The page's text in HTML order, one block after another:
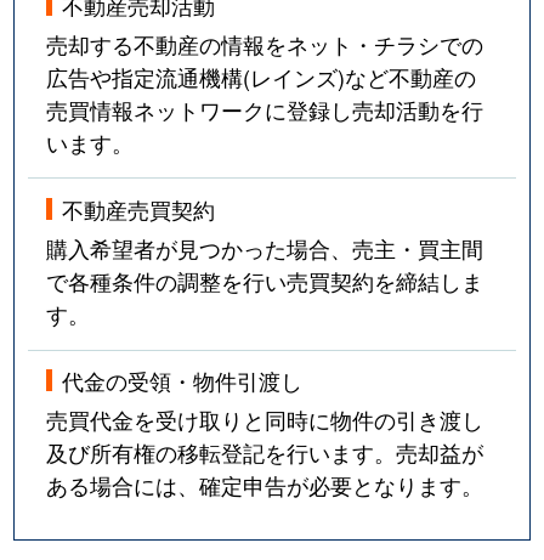
売却する不動産の情報をネット・チラシでの
広告や指定流通機構(レインズ)など不動産の
売買情報ネットワークに登録し売却活動を行
います。
不動産売買契約
購入希望者が見つかった場合、売主・買主間
で各種条件の調整を行い売買契約を締結しま
す。
代金の受領・物件引渡し
売買代金を受け取りと同時に物件の引き渡し
及び所有権の移転登記を行います。売却益が
ある場合には、確定申告が必要となります。